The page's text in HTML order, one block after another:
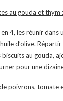
au gouda et thym :
4, les réunir dans
d’olive.
biscuits au gouda,
pour une
poivrons, tomate